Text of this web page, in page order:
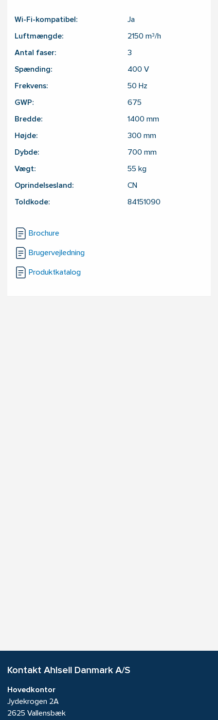
Wi-Fi-kompatibel: Ja
Luftmængde: 2150 m³/h
Antal faser: 3
Spænding: 400 V
Frekvens: 50 Hz
GWP: 675
Bredde: 1400 mm
Højde: 300 mm
Dybde: 700 mm
Vægt: 55 kg
Oprindelsesland: CN
Toldkode: 84151090
Brochure
Brugervejledning
Produktkatalog
Kontakt Ahlsell Danmark A/S
Hovedkontor
Jydekrogen 2A
2625 Vallensbæk